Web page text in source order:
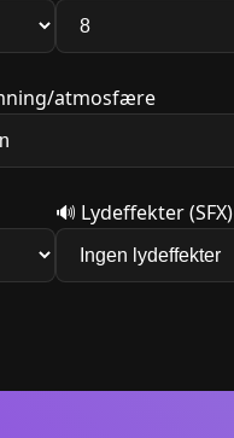
atmosfære
🔊 Lydeffekter (SFX)